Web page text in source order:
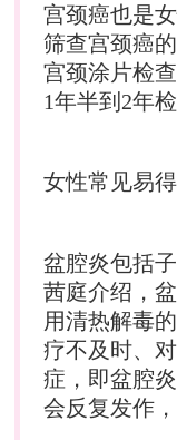
宫颈癌也是
筛查宫颈癌
宫颈涂片检
1年半到2年检
女性常见易得
盆腔炎包括
茜庭介绍，
用清热解毒
疗不及时、
症，即盆腔
会反复发作